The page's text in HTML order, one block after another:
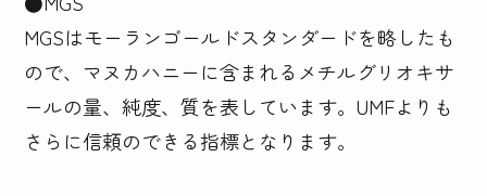
MGSはモーランゴールドスタンダードを略したも
ので、マヌカハニーに含まれるメチルグリオキサ
ールの量、純度、質を表しています。UMFよりも
さらに信頼のできる指標となります。